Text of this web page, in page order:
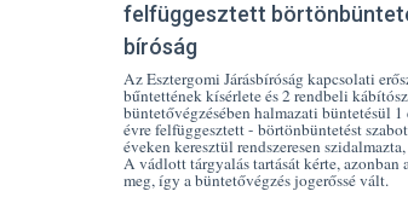
felfüggesztett
bíróság
Az Esztergomi Járásbíróság kapcsolati
bűntettének kísérlete és 2 rendbeli
büntetővégzésében halmazati büntetésül
évre felfüggesztett - börtönbüntetést
éveken keresztül rendszeresen
A vádlott tárgyalás tartását kérte, azonban
meg, így a büntetővégzés jogerőssé vált.